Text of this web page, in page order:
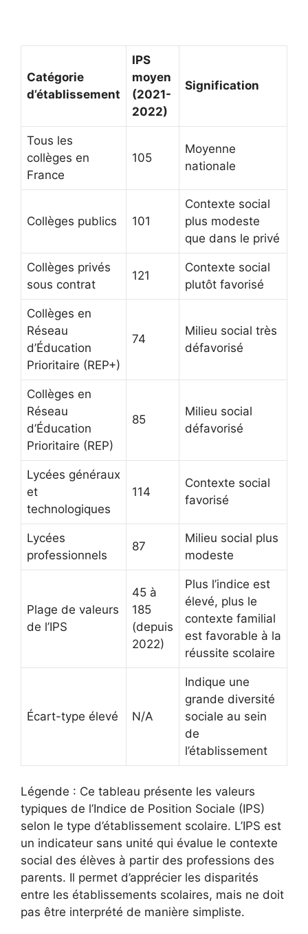
Catégorie
d’établissement
IPS
moyen
(2021-
2022)
Signification
Tous les
collèges en
France
105
Moyenne
nationale
Collèges publics 101
Contexte social
plus modeste
que dans le privé
Collèges privés
sous contrat
121
Contexte social
plutôt favorisé
Collèges en
Réseau
d’Éducation
Prioritaire (REP+)
74
Milieu social très
défavorisé
Collèges en
Réseau
d’Éducation
Prioritaire (REP)
85
Milieu social
défavorisé
Lycées généraux
et
technologiques
114
Contexte social
favorisé
Lycées
professionnels
87
Milieu social plus
modeste
Plage de valeurs
de l’IPS
45 à
185
(depuis
2022)
Plus l’indice est
élevé, plus le
contexte familial
est favorable à la
réussite scolaire
Écart-type élevé N/A
Indique une
grande diversité
sociale au sein
de
l’établissement
Légende : Ce tableau présente les valeurs
typiques de l’Indice de Position Sociale (IPS)
selon le type d’établissement scolaire. L’IPS est
un indicateur sans unité qui évalue le contexte
social des élèves à partir des professions des
parents. Il permet d’apprécier les disparités
entre les établissements scolaires, mais ne doit
pas être interprété de manière simpliste.